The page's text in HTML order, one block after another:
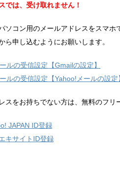
では、受け取れません！
ソコン用のメールアドレスをスマ
ら申し込むようにお願いします。
ルの受信設定【Gmailの設定】
ルの受信設定【Yahoo!メールの設定
スをお持ちでない方は、無料のフリ
JAPAN ID登録
キサイトID登録